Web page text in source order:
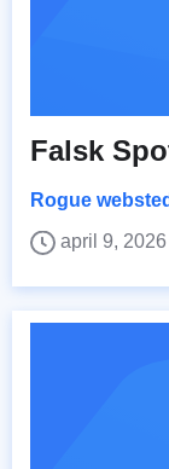
Falsk
Rogue
april 9, 2026